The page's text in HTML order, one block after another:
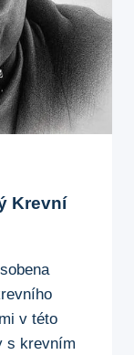
Krevní
v této
s krevním